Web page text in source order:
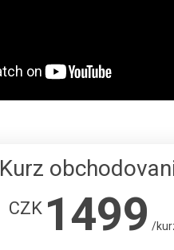
Kurz
CZK 1499 /